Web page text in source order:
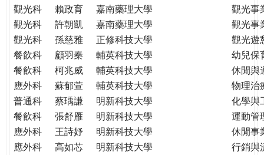
觀光科
賴政育 嘉南藥理大學
觀光事
觀光科
許朝凱 嘉南藥理大學
觀光事
觀光科
孫慈雅 正修科技大學
觀光遊
餐飲科
顧羽秦 輔英科技大學
幼兒保
餐飲科
柯兆威 輔英科技大學
休閒與
應外科
蘇郁萱 輔英科技大學
物理治
普通科
蔡瑀謙 明新科技大學
化學與
餐飲科
張舒雁 明新科技大學
運動管
應外科
王詩妤 明新科技大學
休閒事
應外科
高如芯 明新科技大學
行銷與